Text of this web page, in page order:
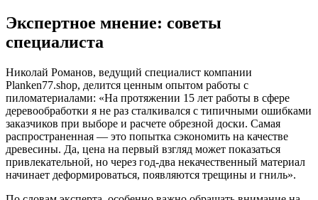
Экспертное мнение: советы
специалиста
Николай Романов, ведущий специалист компании
Planken77.shop, делится ценным опытом работы с
пиломатериалами: «На протяжении 15 лет работы в сфере
деревообработки я не раз сталкивался с типичными ошибками
заказчиков при выборе и расчете обрезной доски. Самая
распространенная — это попытка сэкономить на качестве
древесины. Да, цена на первый взгляд может показаться
привлекательной, но через год-два некачественный материал
начинает деформироваться, появляются трещины и гниль».